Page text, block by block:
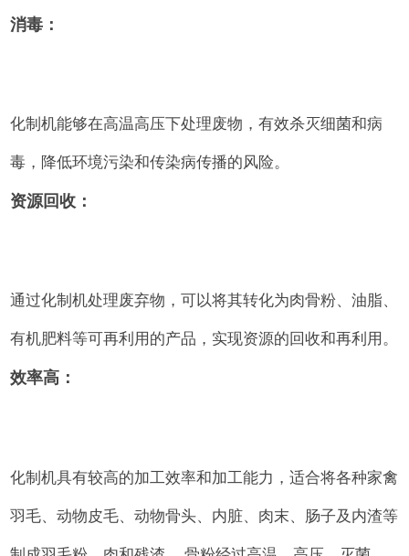
消毒：
化制机能够在高温高压下处理废物，有效杀灭细菌和病
毒，降低环境污染和传染病传播的风险。
资源回收：
通过化制机处理废弃物，可以将其转化为肉骨粉、油脂、
有机肥料等可再利用的产品，实现资源的回收和再利用。
效率高：
化制机具有较高的加工效率和加工能力，适合将各种家禽
羽毛、动物皮毛、动物骨头、内脏、肉末、肠子及内渣等